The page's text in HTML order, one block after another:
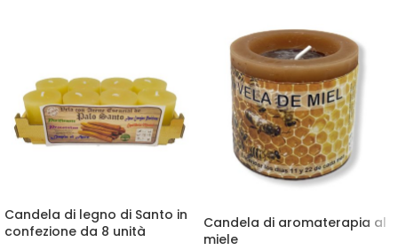
Candela di legno di Santo in
confezione da 8 unità
Candela di aromaterapia al
miele